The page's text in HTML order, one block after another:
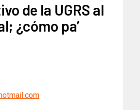
de la UGRS al
¿cómo pa’